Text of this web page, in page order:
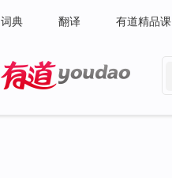
词典 翻译 有道精品课